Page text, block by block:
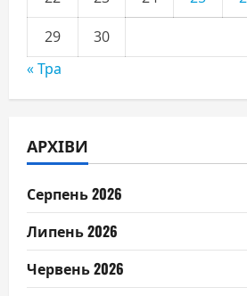
29
30
« Тра
АРХІВИ
Серпень 2026
Липень 2026
Червень 2026